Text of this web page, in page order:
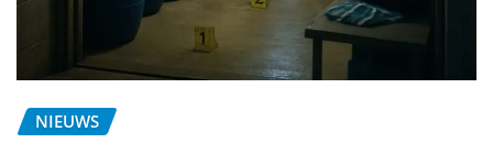
NIEUWS